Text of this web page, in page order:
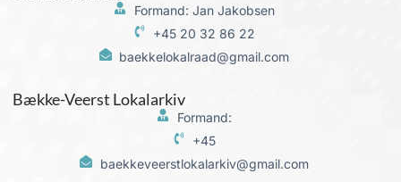
Formand: Jan Jakobsen
+45 20 32 86 22
baekkelokalraad@gmail.com
Bække-Veerst Lokalarkiv
Formand:
+45
baekkeveerstlokalarkiv@gmail.com